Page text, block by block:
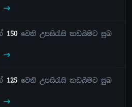
150වෙනි උපසිරැසි කඩයීමට සුබ
125 වෙනි උපසිරැසි කඩයීමට සුබ